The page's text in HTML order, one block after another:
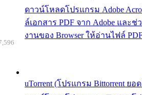
ดาวน์โหลดโปรแกรม Adobe
ล์เอกสาร PDF จาก Adobe และ
งานของ Browser ให้อ่านไฟล์
uTorrent (โปรแกรม Bittorrent ย